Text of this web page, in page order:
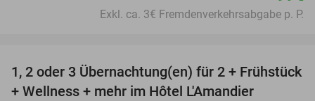
Exkl. ca. 3€ Fremdenverkehrsabgabe p. P.
32%
TODAY
1, 2 oder 3 Übernachtung(en) für 2 + Frühstück
+ Wellness + mehr im Hôtel L'Amandier